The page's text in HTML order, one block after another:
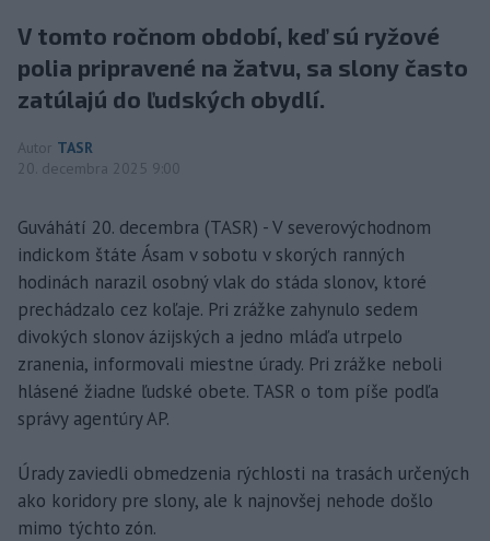
V tomto ročnom období, keď sú ryžové
polia pripravené na žatvu, sa slony často
zatúlajú do ľudských obydlí.
Autor TASR
20. decembra 2025 9:00
Guváhátí 20. decembra (TASR) - V severovýchodnom
indickom štáte Ásam v sobotu v skorých ranných
hodinách narazil osobný vlak do stáda slonov, ktoré
prechádzalo cez koľaje. Pri zrážke zahynulo sedem
divokých slonov ázijských a jedno mláďa utrpelo
zranenia, informovali miestne úrady. Pri zrážke neboli
hlásené žiadne ľudské obete. TASR o tom píše podľa
správy agentúry AP.
Úrady zaviedli obmedzenia rýchlosti na trasách určených
ako koridory pre slony, ale k najnovšej nehode došlo
mimo týchto zón.